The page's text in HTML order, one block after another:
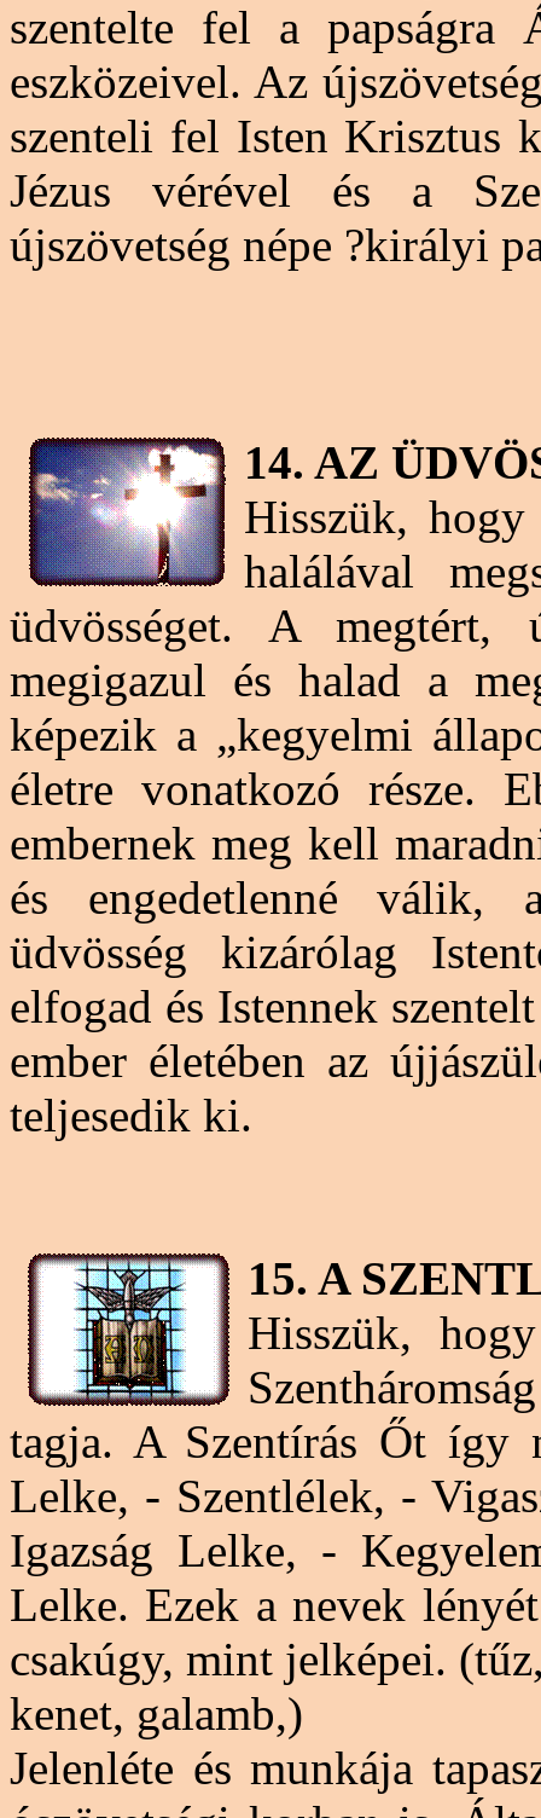
szentelte fel a
eszközeivel. Az
szenteli fel Isten Krisztus
Jézus vérével és a
újszövetség népe ?királyi
14. AZ
Hisszük,
halálával
üdvösséget. A megtért,
megigazul és halad a
képezik a „kegyelmi
életre vonatkozó része.
embernek meg kell
és engedetlenné válik,
üdvösség kizárólag
elfogad és Istennek
ember életében az
teljesedik ki.
15. A
Hisszük,
tagja. A Szentírás Őt így
Lelke, - Szentlélek, -
Igazság Lelke, -
Lelke. Ezek a nevek
csakúgy, mint jelképei.
kenet, galamb,)
Jelenléte és munkája